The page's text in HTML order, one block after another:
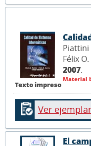
Texto impreso
Piattini
Félix
2007.
Material
Ver
El